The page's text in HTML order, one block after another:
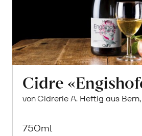
Cidre
von Cidrerie A. Heftig aus Bern,
750ml